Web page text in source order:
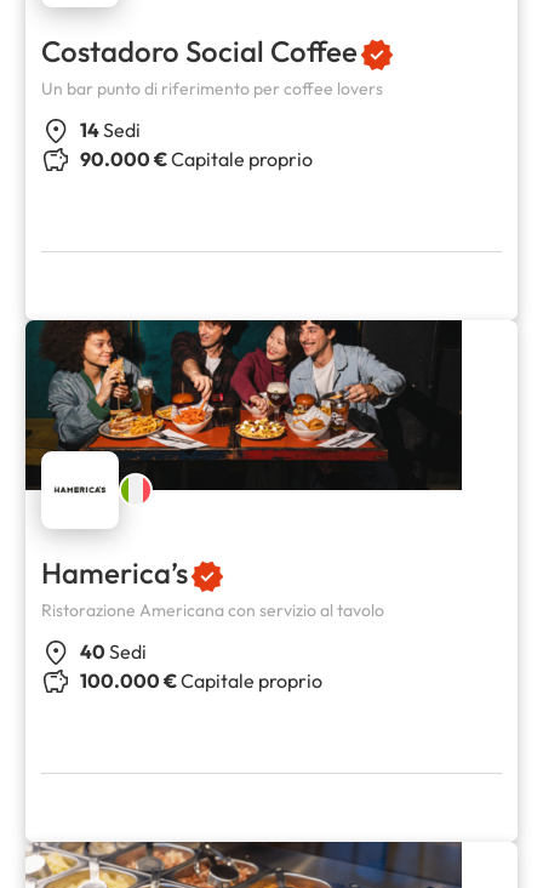
Costadoro Social Coffee
Un bar punto di riferimento per coffee lovers
14Sedi
90.000 €Capitale proprio
Hamerica’s
Ristorazione Americana con servizio al tavolo
40 Sedi
100.000 €Capitale proprio